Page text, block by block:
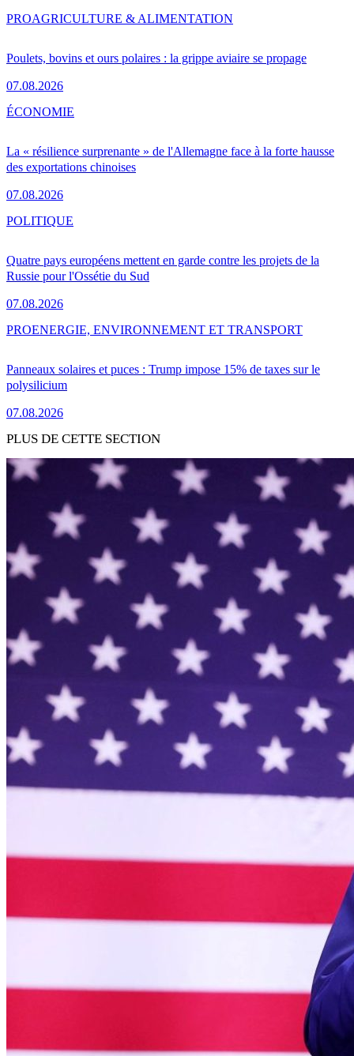
Poulets, bovins et ours polaires : la grippe aviaire se propage
07.08.2026
PROAGRICULTURE & ALIMENTATION
La « résilience surprenante » de l'Allemagne face à la forte hausse
des exportations chinoises
07.08.2026
ÉCONOMIE
Quatre pays européens mettent en garde contre les projets de la
Russie pour l'Ossétie du Sud
07.08.2026
POLITIQUE
Panneaux solaires et puces : Trump impose 15% de taxes sur le
polysilicium
07.08.2026
PROENERGIE, ENVIRONNEMENT ET TRANSPORT
PLUS DE CETTE SECTION